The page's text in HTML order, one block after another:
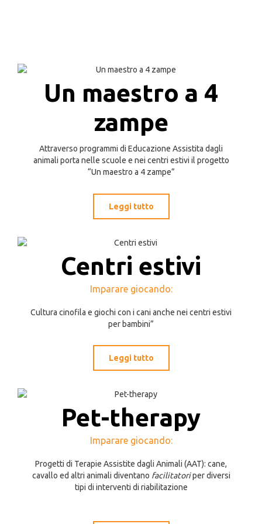
Un maestro a 4
zampe
Attraverso programmi di Educazione Assistita dagli
animali porta nelle scuole e nei centri estivi il progetto
“Un maestro a 4 zampe”
Leggi tutto
Centri estivi
Imparare giocando:
Cultura cinofila e giochi con i cani anche nei centri estivi
per bambini”
Leggi tutto
Pet-therapy
Imparare giocando:
Progetti di Terapie Assistite dagli Animali (AAT): cane,
cavallo ed altri animali diventano facilitatoriper diversi
tipi di interventi di riabilitazione